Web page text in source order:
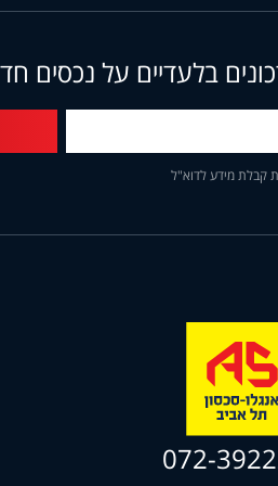
בלעדיים על נכסים
קבלת מידע לדוא"ל
072-